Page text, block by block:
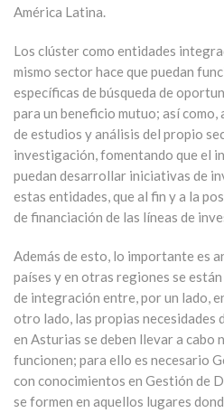
América Latina.
Los clúster como entidades
mismo sector hace que puedan
específicas de búsqueda de
para un beneficio mutuo; así como,
de estudios y análisis del propio
investigación, fomentando que el
puedan desarrollar iniciativas de
estas entidades, que al fin y a la
de financiación de las líneas de
Además de esto, lo importante es
países y en otras regiones se
de integración entre, por un lado,
otro lado, las propias necesidades
en Asturias se deben llevar a cabo
funcionen; para ello es necesario
con conocimientos en Gestión de
se formen en aquellos lugares